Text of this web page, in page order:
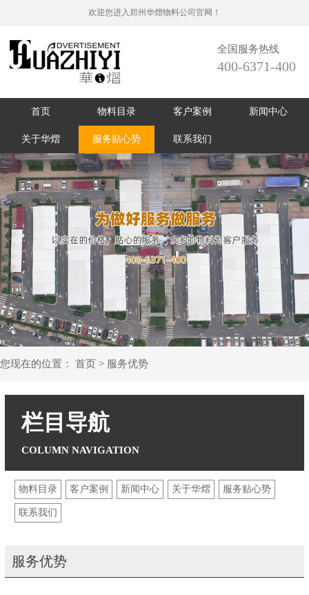
欢迎您进入郑州华熠物料公司官网！
全国服务热线
400-6371-400
首页 物料目录 客户案例 新闻中心
关于华熠 服务贴心势 联系我们
您现在的位置： 首页 > 服务优势
栏目导航
物料目录 客户案例 新闻中心 关于华熠 服务贴心势
联系我们
服务优势